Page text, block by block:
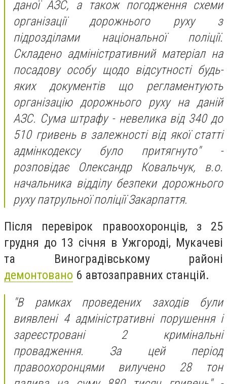
даної АЗС, а також погодження схеми
організації дорожнього руху з
підрозділами національної поліції.
Складено адміністративний матеріал на
посадову особу щодо відсутності будь-
яких документів що регламентують
організацію дорожнього руху на даній
АЗС. Сума штрафу - невелика від 340 до
510 гривень в залежності від якої статті
адмінкодексу було притягнуто" -
розповідає Олександр Ковальчук, в.о.
начальника відділу безпеки дорожнього
руху патрульної поліції Закарпаття.
Після перевірок правоохоронців, з 25
грудня до 13 січня в Ужгороді, Мукачеві
та Виноградівському районі
демонтовано 6 автозаправних станцій.
"В рамках проведених заходів були
виявлені 4 адміністративні порушення і
зареєстровані 2 кримінальні
провадження. За цей період
правоохоронцями вилучено 28 тон